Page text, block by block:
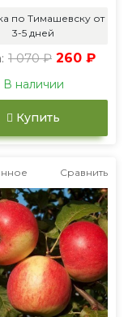
по Тимашевску от
3-5 дней
1 070 ₽ 260 ₽
В наличии
Купить
Сравнить